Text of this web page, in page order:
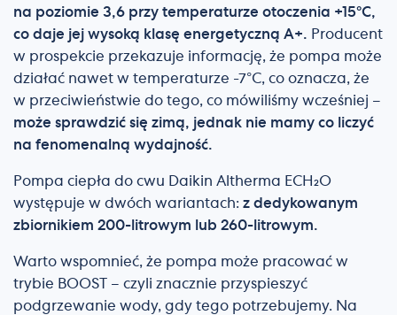
na poziomie 3,6 przy temperaturze otoczenia +15°C,
co daje jej wysoką klasę energetyczną A+. Producent
w prospekcie przekazuje informację, że pompa może
działać nawet w temperaturze -7°C, co oznacza, że
w przeciwieństwie do tego, co mówiliśmy wcześniej –
może sprawdzić się zimą, jednak nie mamy co liczyć
na fenomenalną wydajność.
Pompa ciepła do cwu Daikin Altherma ECH₂O
występuje w dwóch wariantach: z dedykowanym
zbiornikiem 200-litrowym lub 260-litrowym.
Warto wspomnieć, że pompa może pracować w
trybie BOOST – czyli znacznie przyspieszyć
podgrzewanie wody, gdy tego potrzebujemy. Na